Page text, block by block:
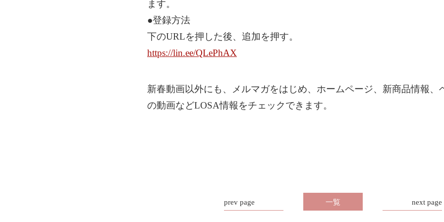
ます。
●登録方法
下のURLを押した後、追加を押す。
https://lin.ee/QLePhAX
新春動画以外にも、メルマガをはじめ、ホームページ、新商品情報、
の動画などLOSA情報をチェックできます。
prev page 一覧 next page